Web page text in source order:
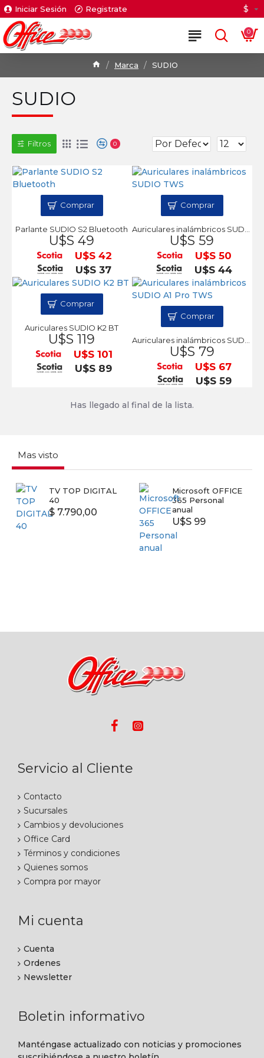
Iniciar Sesión Registrate $
0
Marca SUDIO
SUDIO
Filtros 0
Parlante SUDIO S2 Bluetooth
U$S 49
U$S 42
U$S 37
Comprar
U$S 59
U$S 50
U$S 44
Comprar
Auriculares SUDIO K2 BT
U$S 119
U$S 101
U$S 89
Comprar
U$S 79
U$S 67
U$S 59
Comprar
Has llegado al final de la lista.
Mas visto
TV TOP DIGITAL
40
$ 7.790,00
Microsoft OFFICE
365 Personal
anual
U$S 99
Servicio al Cliente
Contacto
Sucursales
Cambios y devoluciones
Office Card
Términos y condiciones
Quienes somos
Compra por mayor
Mi cuenta
Cuenta
Ordenes
Newsletter
Boletin informativo
Manténgase actualizado con noticias y promociones